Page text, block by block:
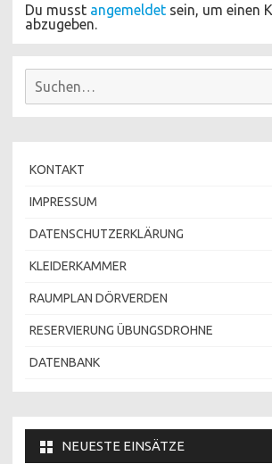
Du musst angemeldet sein, um einen
abzugeben.
Suchen
KONTAKT
IMPRESSUM
DATENSCHUTZERKLÄRUNG
KLEIDERKAMMER
RAUMPLAN DÖRVERDEN
RESERVIERUNG ÜBUNGSDROHNE
DATENBANK
NEUESTE EINSÄTZE